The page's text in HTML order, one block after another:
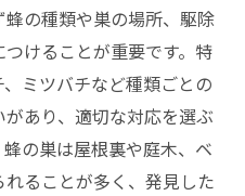
の種類や巣の場所、駆除
けることが重要です。特
ミツバチなど種類ごとの
あり、適切な対応を選ぶ
の巣は屋根裏や庭木、ベ
ることが多く、発見した